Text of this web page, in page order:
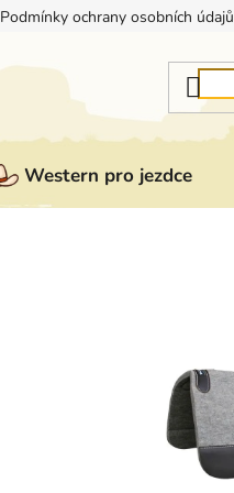
Podmínky ochrany osobních údajů
Western pro jezdce